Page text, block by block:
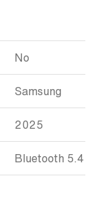
No
Samsung
2025
Bluetooth 5.4